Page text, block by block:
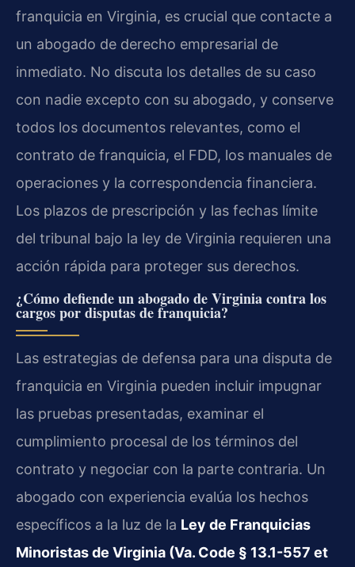
franquicia en Virginia, es crucial que contacte a
un abogado de derecho empresarial de
inmediato. No discuta los detalles de su caso
con nadie excepto con su abogado, y conserve
todos los documentos relevantes, como el
contrato de franquicia, el FDD, los manuales de
operaciones y la correspondencia financiera.
Los plazos de prescripción y las fechas límite
del tribunal bajo la ley de Virginia requieren una
acción rápida para proteger sus derechos.
¿Cómo defiende un abogado de Virginia contra los
cargos por disputas de franquicia?
Las estrategias de defensa para una disputa de
franquicia en Virginia pueden incluir impugnar
las pruebas presentadas, examinar el
cumplimiento procesal de los términos del
contrato y negociar con la parte contraria. Un
abogado con experiencia evalúa los hechos
específicos a la luz de la Ley de Franquicias
Minoristas de Virginia (Va. Code § 13.1-557 et